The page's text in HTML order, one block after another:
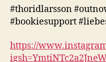
#thoridlarsson
#bookiesupport
https://